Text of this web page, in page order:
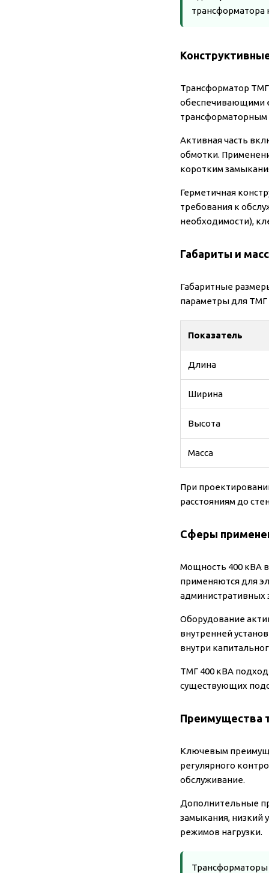
трансформатора
Трансформатор
обеспечивающими
трансформаторным
Активная часть
обмотки.
коротким
Герметичная
требования к
необходимости),
Габариты и
Габаритные
параметры для ТМГ
Показатель
Длина
Ширина
Высота
Масса
При
расстояниям до
Сферы
Мощность 400 кВА
применяются для
административных
Оборудование
внутренней
внутри
ТМГ 400 кВА
существующих
Преимущества
Ключевым
регулярного
обслуживание.
Дополнительные
замыкания, низкий
режимов нагрузки.
Трансформаторы